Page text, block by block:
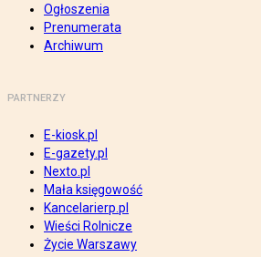
Ogłoszenia
Prenumerata
Archiwum
PARTNERZY
E-kiosk.pl
E-gazety.pl
Nexto.pl
Mała księgowość
Kancelarierp.pl
Wieści Rolnicze
Życie Warszawy